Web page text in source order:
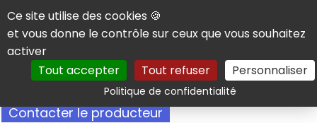
Panneau de gestion des cookies
Ce site utilise des cookies 🍪
et vous donne le contrôle sur ceux que vous souhaitez
activer
Tout accepter
Tout refuser Personnaliser
Politique de confidentialitéRechercher
Contacter le producteur